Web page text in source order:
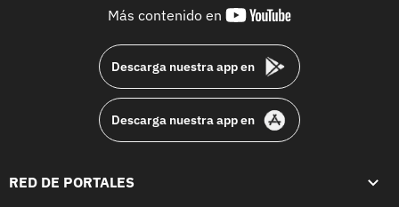
Más contenido en
youtube-
Descarga nuestra app en
Descarga nuestra app en
RED DE PORTALES